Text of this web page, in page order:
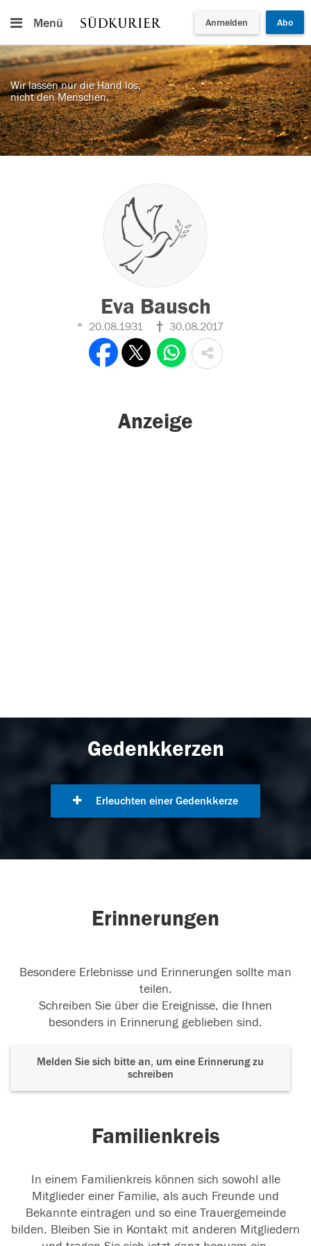
Menü Anmelden Abo
Wir lassen nur die Hand los,
nicht den Menschen.
Eva Bausch
20.08.1931 30.08.2017
Anzeige
Gedenkkerzen
Erleuchten einer Gedenkkerze
Erinnerungen
Besondere Erlebnisse und Erinnerungen sollte man
teilen.
Schreiben Sie über die Ereignisse, die Ihnen
besonders in Erinnerung geblieben sind.
Melden Sie sich bitte an, um eine Erinnerung zu
schreiben
Familienkreis
In einem Familienkreis können sich sowohl alle
Mitglieder einer Familie, als auch Freunde und
Bekannte eintragen und so eine Trauergemeinde
bilden. Bleiben Sie in Kontakt mit anderen Mitgliedern